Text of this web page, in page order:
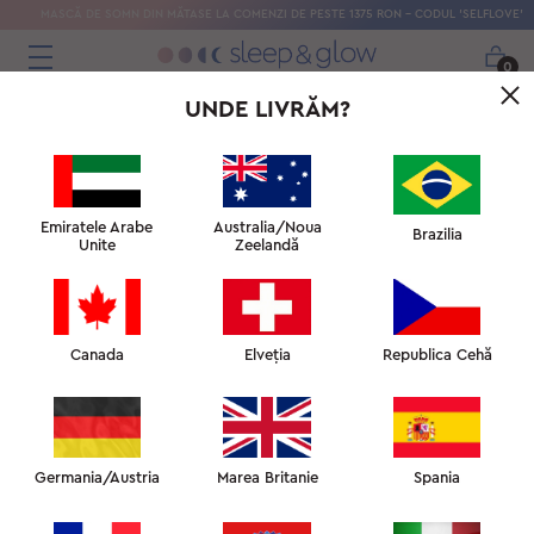
MASCĂ DE SOMN DIN MĂTASE LA COMENZI DE PESTE 1375 RON – CODUL 'SELFLOVE'
0
PERNĂ PENTRU PIEPT
UNDE LIVRĂM?
Emiratele Arabe
Unite
Australia/Noua
Zeelandă
Brazilia
Canada Elveția Republica Cehă
Germania/Austria Marea Britanie Spania